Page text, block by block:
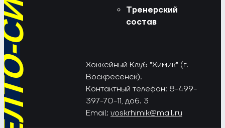
Тренерский
состав
Хоккейный Клуб "Химик" (г.
Воскресенск).
Контактный телефон: 8-499-
397-70-11, доб. 3
Email: voskrhimik@mail.ru